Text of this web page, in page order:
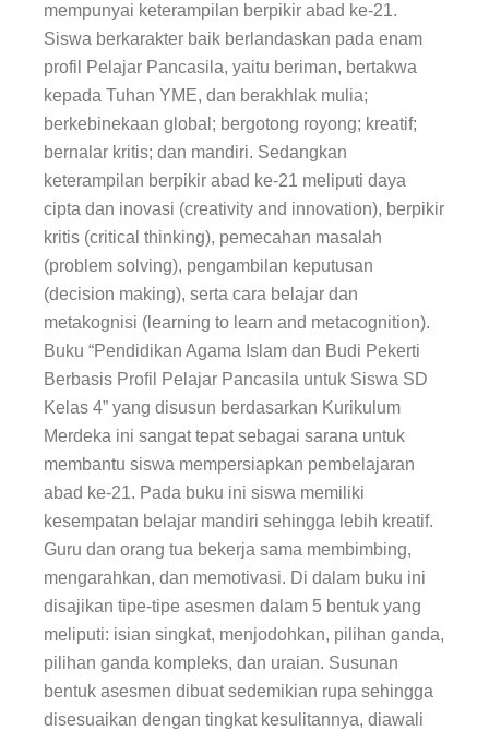
mempunyai keterampilan berpikir abad ke-21.
Siswa berkarakter baik berlandaskan pada enam
profil Pelajar Pancasila, yaitu beriman, bertakwa
kepada Tuhan YME, dan berakhlak mulia;
berkebinekaan global; bergotong royong; kreatif;
bernalar kritis; dan mandiri. Sedangkan
keterampilan berpikir abad ke-21 meliputi daya
cipta dan inovasi (creativity and innovation), berpikir
kritis (critical thinking), pemecahan masalah
(problem solving), pengambilan keputusan
(decision making), serta cara belajar dan
metakognisi (learning to learn and metacognition).
Buku “Pendidikan Agama Islam dan Budi Pekerti
Berbasis Profil Pelajar Pancasila untuk Siswa SD
Kelas 4” yang disusun berdasarkan Kurikulum
Merdeka ini sangat tepat sebagai sarana untuk
membantu siswa mempersiapkan pembelajaran
abad ke-21. Pada buku ini siswa memiliki
kesempatan belajar mandiri sehingga lebih kreatif.
Guru dan orang tua bekerja sama membimbing,
mengarahkan, dan memotivasi. Di dalam buku ini
disajikan tipe-tipe asesmen dalam 5 bentuk yang
meliputi: isian singkat, menjodohkan, pilihan ganda,
pilihan ganda kompleks, dan uraian. Susunan
bentuk asesmen dibuat sedemikian rupa sehingga
disesuaikan dengan tingkat kesulitannya, diawali